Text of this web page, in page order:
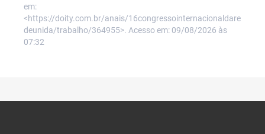
em:
<https://doity.com.br/anais/16congressointernacionaldare
deunida/trabalho/364955>. Acesso em: 09/08/2026 às
07:32